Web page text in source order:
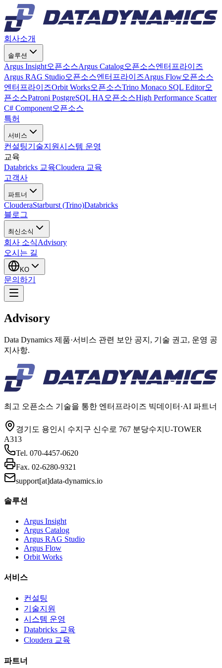
회사소개
솔루션
Argus Insight오픈소스Argus Catalog오픈소스엔터프라이즈
Argus RAG Studio오픈소스엔터프라이즈Argus Flow오픈소스
엔터프라이즈Orbit Works오픈소스Trino Monaco SQL Editor오
픈소스Patroni PostgreSQL HA 오픈소스High Performance Scatter
C# Component오픈소스
특허
서비스
컨설팅기술지원시스템 운영
교육
Databricks 교육Cloudera 교육
고객사
파트너
ClouderaStarburst (Trino)Databricks
블로그
최신소식
회사 소식Advisory
오시는 길
KO
문의하기
Advisory
Data Dynamics 제품·서비스 관련 보안 공지, 기술 권고, 운영 공
지사항.
최고 오픈소스 기술을 통한 엔터프라이즈 빅데이터·AI 파트너
경기도 용인시 수지구 신수로 767 분당수지U-TOWER
A313
Tel. 070-4457-0620
Fax. 02-6280-9321
support[at]data-dynamics.io
솔루션
Argus Insight
Argus Catalog
Argus RAG Studio
Argus Flow
Orbit Works
서비스
컨설팅
기술지원
시스템 운영
Databricks 교육
Cloudera 교육
파트너